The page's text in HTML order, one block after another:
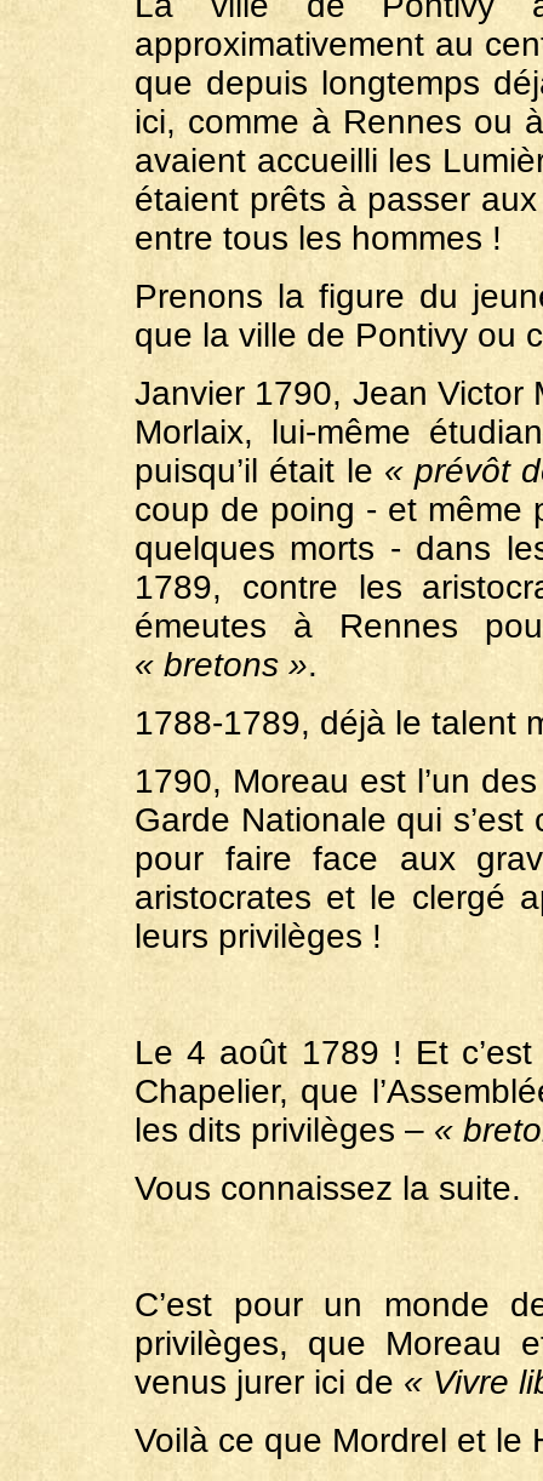
approximativement au
que depuis longtemps
ici, comme à Rennes ou
avaient accueilli les
étaient prêts à passer
entre tous les hommes !
Prenons la figure du
que la ville de Pontivy ou
Janvier 1790, Jean Victor
Morlaix, lui-même
puisqu’il était le « prévôt
coup de poing - et même
quelques morts - dans
1789, contre les
émeutes à Rennes
« bretons ».
1788-1789, déjà le talent
1790, Moreau est l’un
Garde Nationale qui
pour faire face aux
aristocrates et le clergé
leurs privilèges !
Le 4 août 1789 ! Et
Chapelier, que
les dits privilèges –«
Vous connaissez la suite.
C’est pour un monde
privilèges, que Moreau
venus jurer ici de « Vivre
Voilà ce que Mordrel et le